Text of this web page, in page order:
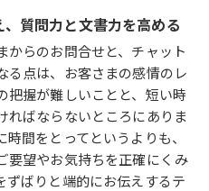
質問力と文書力を高める
からのお問合せと、チャット
る点は、お客さまの感情のレ
把握が難しいことと、短い時
ればならないところにありま
間をとってというよりも、
要望やお気持ちを正確にくみ
ずばりと端的にお伝えするテ